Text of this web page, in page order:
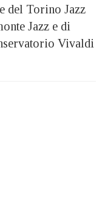
del Torino Jazz
Jazz e di
Vivaldi